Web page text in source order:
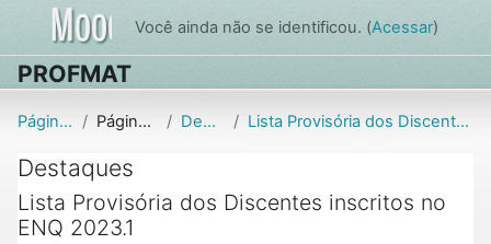
Ir para o conteúdo principal
Você ainda não se identificou. (Acessar)
PROFMAT
Página inicial Páginas do site Destaques Lista Provisória dos Discentes inscritos no ENQ 20...
Destaques
Lista Provisória dos Discentes inscritos no
ENQ 2023.1